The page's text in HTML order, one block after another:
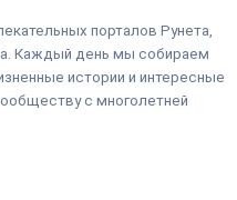
порталов Рунета,
Каждый день мы собираем
истории и интересные
с многолетней